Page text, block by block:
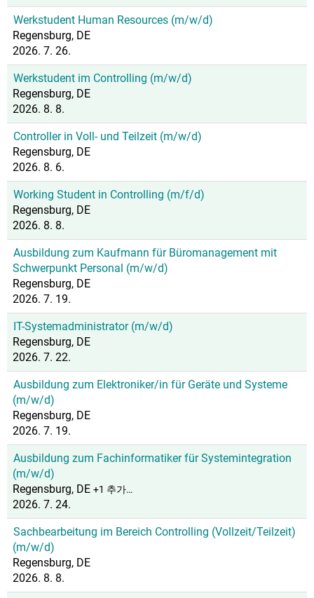
Werkstudent Human Resources (m/w/d)
Regensburg, DE
2026. 7. 26.
Werkstudent im Controlling (m/w/d)
Regensburg, DE
2026. 8. 8.
Controller in Voll- und Teilzeit (m/w/d)
Regensburg, DE
2026. 8. 6.
Working Student in Controlling (m/f/d)
Regensburg, DE
2026. 8. 8.
Ausbildung zum Kaufmann für Büromanagement mit
Schwerpunkt Personal (m/w/d)
Regensburg, DE
2026. 7. 19.
IT-Systemadministrator (m/w/d)
Regensburg, DE
2026. 7. 22.
Ausbildung zum Elektroniker/in für Geräte und Systeme
(m/w/d)
Regensburg, DE
2026. 7. 19.
Ausbildung zum Fachinformatiker für Systemintegration
(m/w/d)
Regensburg, DE +1 추가…
2026. 7. 24.
Sachbearbeitung im Bereich Controlling (Vollzeit/Teilzeit)
(m/w/d)
Regensburg, DE
2026. 8. 8.